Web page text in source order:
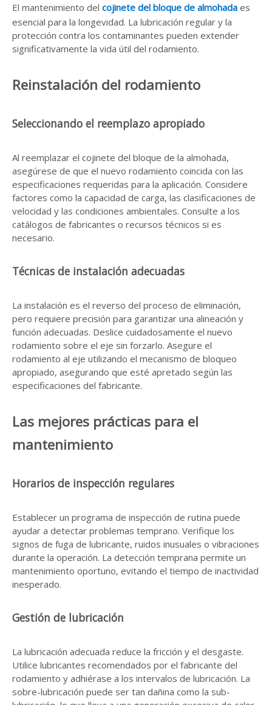
El mantenimiento del cojinete del bloque de almohada es
esencial para la longevidad. La lubricación regular y la
protección contra los contaminantes pueden extender
significativamente la vida útil del rodamiento.
Reinstalación del rodamiento
Seleccionando el reemplazo apropiado
Al reemplazar el cojinete del bloque de la almohada,
asegúrese de que el nuevo rodamiento coincida con las
especificaciones requeridas para la aplicación. Considere
factores como la capacidad de carga, las clasificaciones de
velocidad y las condiciones ambientales. Consulte a los
catálogos de fabricantes o recursos técnicos si es
necesario.
Técnicas de instalación adecuadas
La instalación es el reverso del proceso de eliminación,
pero requiere precisión para garantizar una alineación y
función adecuadas. Deslice cuidadosamente el nuevo
rodamiento sobre el eje sin forzarlo. Asegure el
rodamiento al eje utilizando el mecanismo de bloqueo
apropiado, asegurando que esté apretado según las
especificaciones del fabricante.
Las mejores prácticas para el
mantenimiento
Horarios de inspección regulares
Establecer un programa de inspección de rutina puede
ayudar a detectar problemas temprano. Verifique los
signos de fuga de lubricante, ruidos inusuales o vibraciones
durante la operación. La detección temprana permite un
mantenimiento oportuno, evitando el tiempo de inactividad
inesperado.
Gestión de lubricación
La lubricación adecuada reduce la fricción y el desgaste.
Utilice lubricantes recomendados por el fabricante del
rodamiento y adhiérase a los intervalos de lubricación. La
sobre-lubricación puede ser tan dañina como la sub-